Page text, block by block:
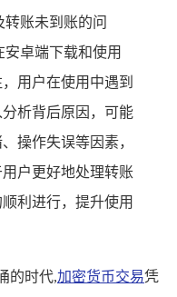
账未到账的问
卓端下载和使用
用户在使用中遇到
析背后原因，可能
操作失误等因素，
户更好地处理转账
利进行，提升使用
的时代,加密货币交易凭